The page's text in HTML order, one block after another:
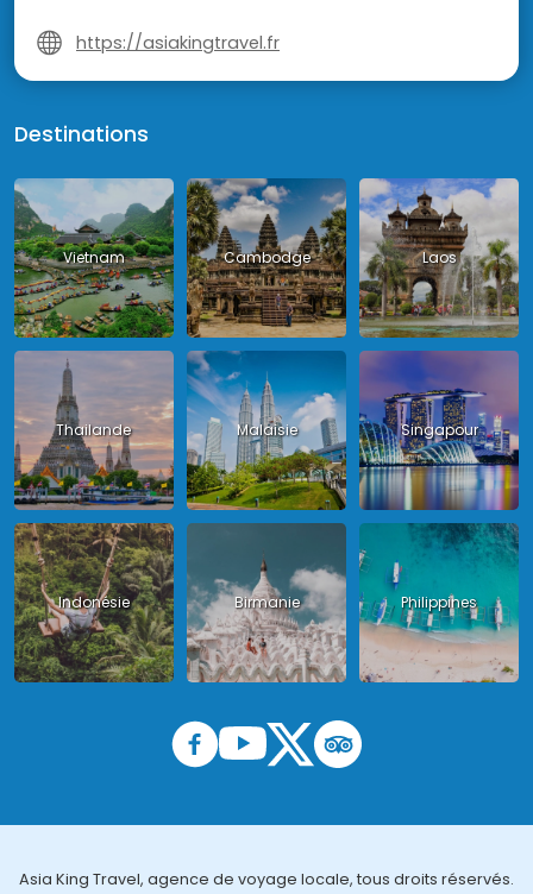
https://asiakingtravel.fr
Destinations
Vietnam Cambodge Laos
Thailande Malaisie Singapour
Indonésie Birmanie Philippines
Asia King Travel, agence de voyage locale, tous droits réservés.